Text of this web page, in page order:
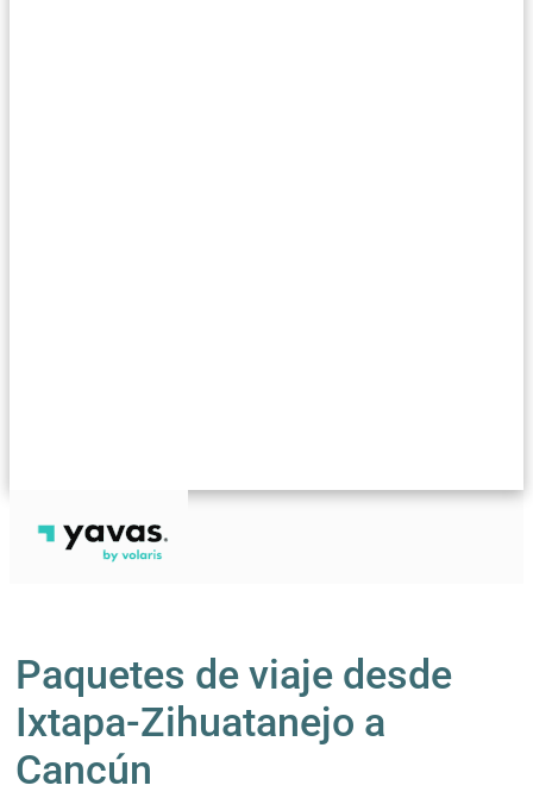
Paquetes de viaje desde
Ixtapa-Zihuatanejo a
Cancún